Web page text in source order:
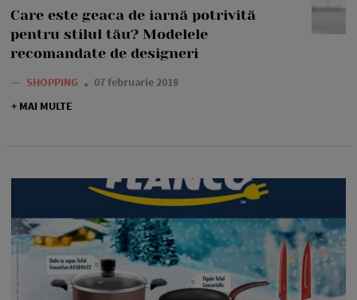
Care este geaca de iarnă potrivită
pentru stilul tău? Modelele
recomandate de designeri
— SHOPPING
07 februarie 2018
+ MAI MULTE